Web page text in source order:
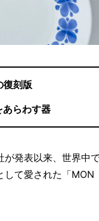
復刻版
あらわす器
発表以来、世界中
して愛された「MON